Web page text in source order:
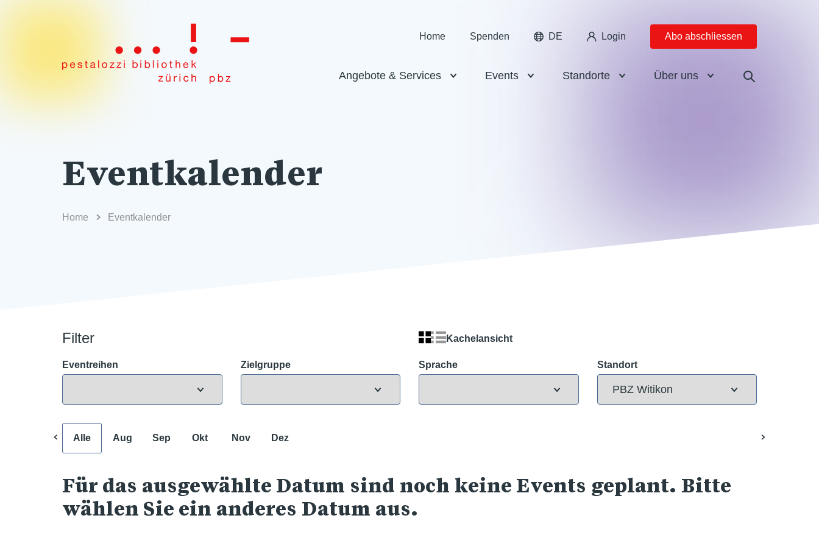
Home Spenden DE Login Abo abschliessen
Angebote & Services Events Standorte Über uns
Eventkalender
Home Eventkalender
Filter Kachelansicht
Eventreihen Zielgruppe Sprache Standort
Alle Aug Sep Okt Nov Dez
Für das ausgewählte Datum sind noch keine Events geplant. Bitte
wählen Sie ein anderes Datum aus.